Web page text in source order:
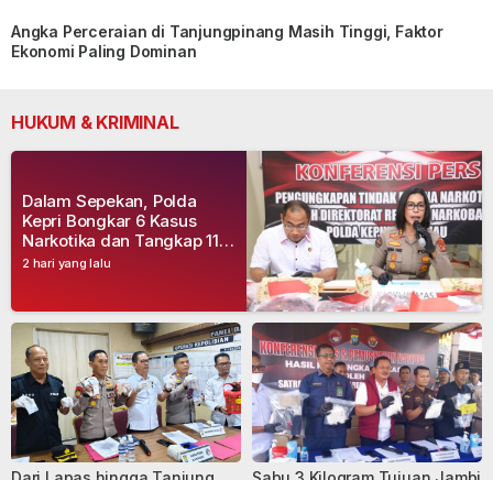
Angka Perceraian di Tanjungpinang Masih Tinggi, Faktor
Ekonomi Paling Dominan
HUKUM & KRIMINAL
2 hari yang lalu
Dalam Sepekan, Polda
Kepri Bongkar 6 Kasus
Narkotika dan Tangkap 11
Tersangka